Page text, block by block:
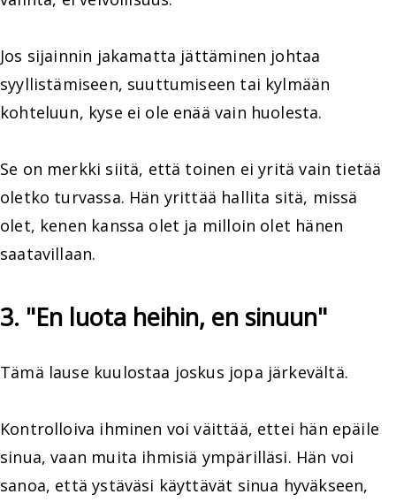
Jos sijainnin jakamatta jättäminen johtaa
syyllistämiseen, suuttumiseen tai kylmään
kohteluun, kyse ei ole enää vain huolesta.
Se on merkki siitä, että toinen ei yritä vain tietää
oletko turvassa. Hän yrittää hallita sitä, missä
olet, kenen kanssa olet ja milloin olet hänen
saatavillaan.
3. "En luota heihin, en sinuun"
Tämä lause kuulostaa joskus jopa järkevältä.
Kontrolloiva ihminen voi väittää, ettei hän epäile
sinua, vaan muita ihmisiä ympärilläsi. Hän voi
sanoa, että ystäväsi käyttävät sinua hyväkseen,